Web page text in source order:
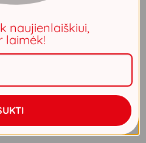
Atraskite
iš 100% bambuko,
JOKIOS sintetikos!
bet, kadangi
plonesnis ir glotnesnis nei
atrodo lengvas ir gana
naujienlaiškiui,
laimėk!